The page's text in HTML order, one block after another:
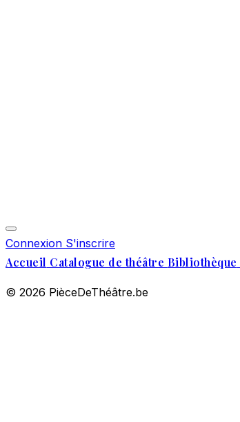
Connexion S'inscrire
Accueil Catalogue de théâtre Bibliothèque
© 2026 PièceDeThéâtre.be